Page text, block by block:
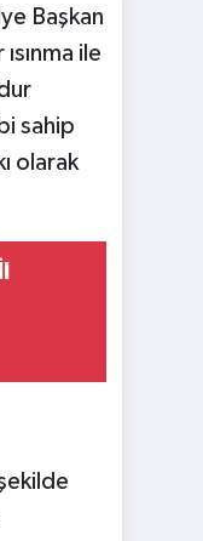
Başkan
ile
sahip
olarak